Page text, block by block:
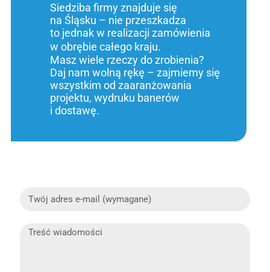
Siedziba firmy znajduje się
na Śląsku – nie przeszkadza
to jednak w realizacji zamówienia
w obrębie całego kraju.
Masz wiele rzeczy do zrobienia?
Daj nam wolną rękę – zajmiemy się
wszystkim od zaaranżowania
projektu, wydruku banerów
i dostawę.